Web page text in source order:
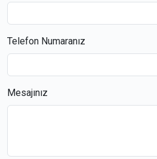
Telefon Numaranız
Mesajınız